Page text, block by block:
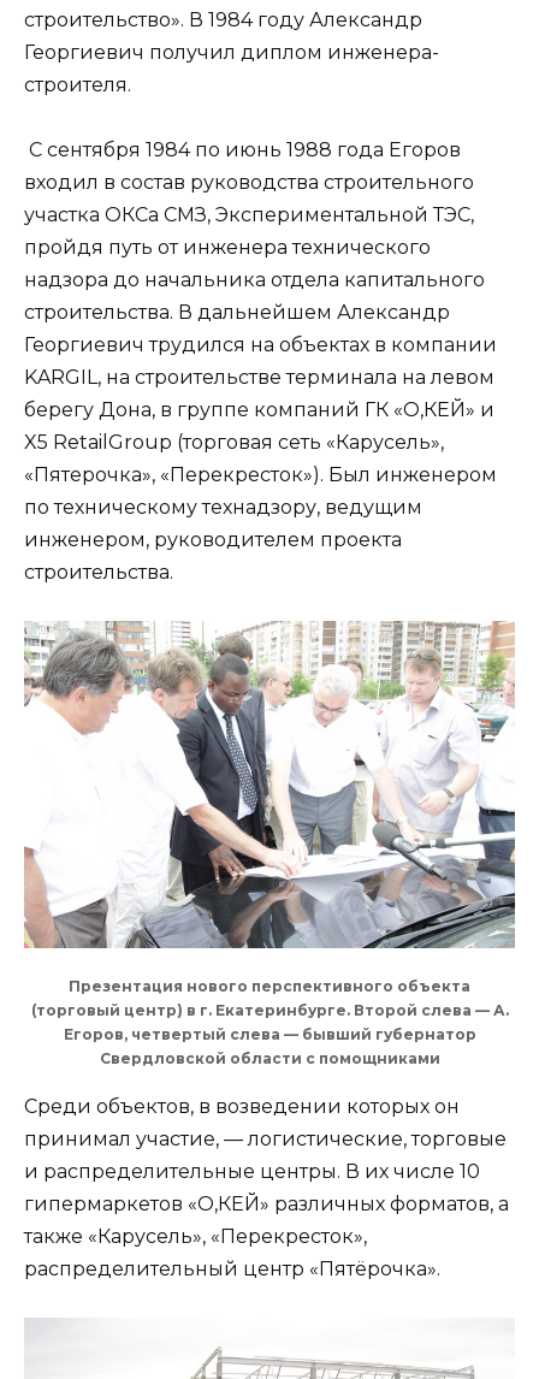
строительство». В 1984 году Александр
Георгиевич получил диплом инженера-
строителя.
С сентября 1984 по июнь 1988 года Егоров
входил в состав руководства строительного
участка ОКСа СМЗ, Экспериментальной ТЭС,
пройдя путь от инженера технического
надзора до начальника отдела капитального
строительства. В дальнейшем Александр
Георгиевич трудился на объектах в компании
KARGIL, на строительстве терминала на левом
берегу Дона, в группе компаний ГК «О,КЕЙ» и
X5 RetailGroup (торговая сеть «Карусель»,
«Пятерочка», «Перекресток»). Был инженером
по техническому технадзору, ведущим
инженером, руководителем проекта
строительства.
Презентация нового перспективного объекта
(торговый центр) в г. Екатеринбурге. Второй слева — А.
Егоров, четвертый слева — бывший губернатор
Свердловской области с помощниками
Среди объектов, в возведении которых он
принимал участие, — логистические, торговые
и распределительные центры. В их числе 10
гипермаркетов «О,КЕЙ» различных форматов, а
также «Карусель», «Перекресток»,
распределительный центр «Пятёрочка».